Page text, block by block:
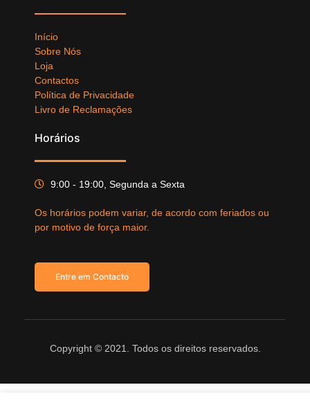
Início
Sobre Nós
Loja
Contactos
Política de Privacidade
Livro de Reclamações
Horários
9:00 - 19:00, Segunda a Sexta
Os horários podem variar, de acordo com feriados ou
por motivo de força maior.
Entre em Contacto
Copyright © 2021. Todos os direitos reservados.